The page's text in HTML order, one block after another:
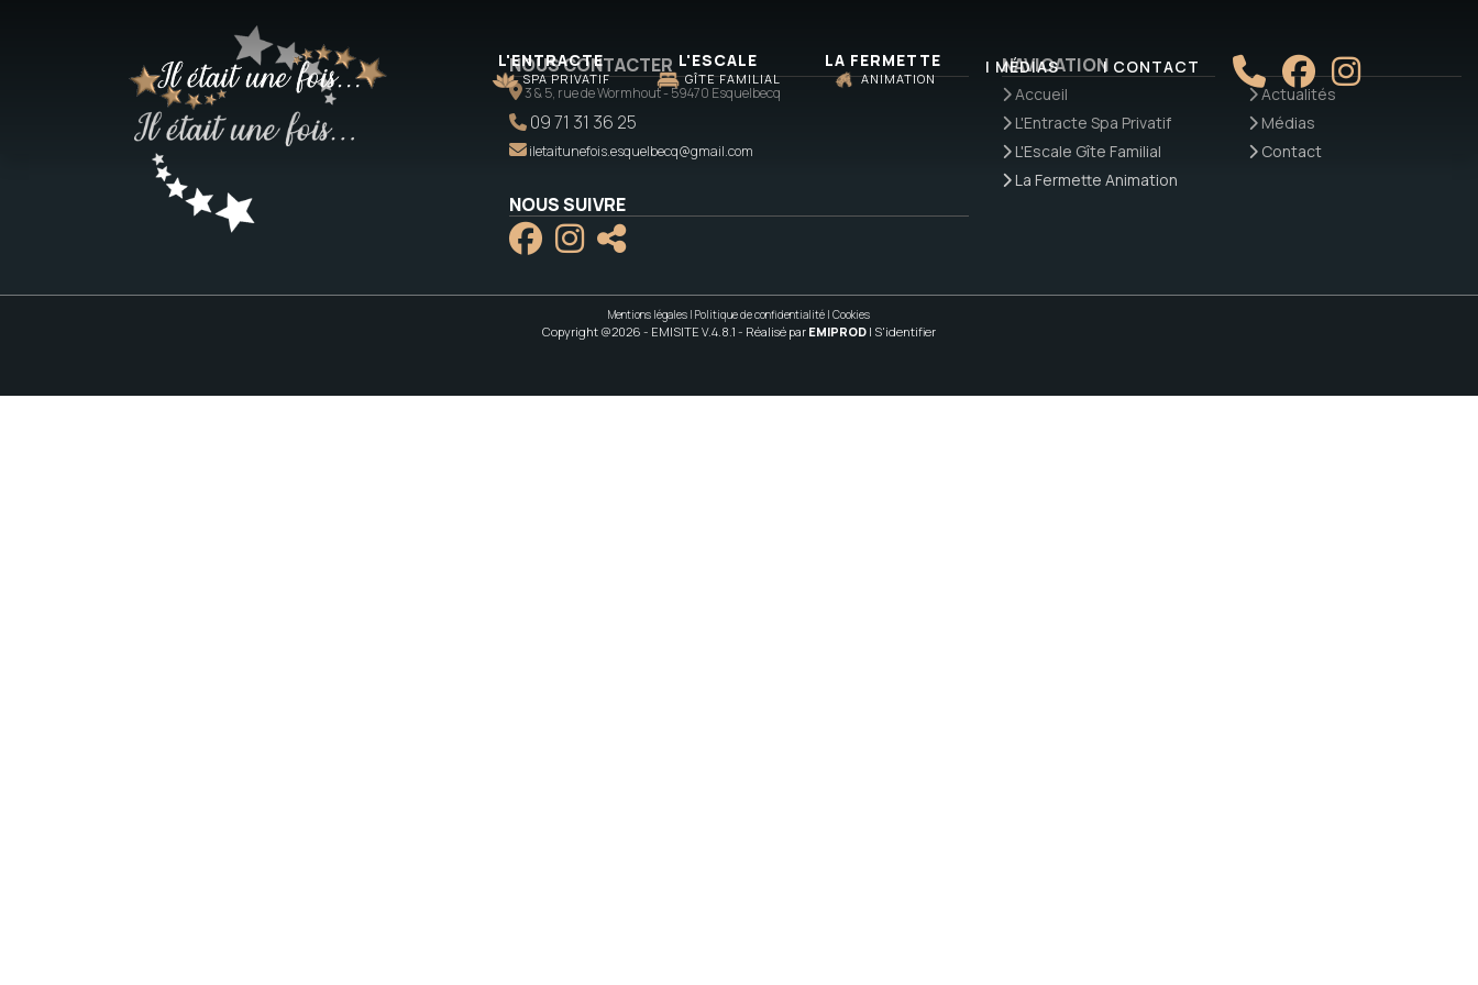
L'ENTRACTE
SPA PRIVATIF
L'ESCALE
GÎTE FAMILIAL
LA FERMETTE
ANIMATION
| MÉDIAS | CONTACT
NOUS CONTACTER
3 & 5, rue de Wormhout - 59470 Esquelbecq
09 71 31 36 25
iletaitunefois.esquelbecq@gmail.com
NOUS SUIVRE
NAVIGATION
Accueil
L'Entracte Spa Privatif
L'Escale Gîte Familial
La Fermette Animation
Actualités
Médias
Contact
Mentions légales | Politique de confidentialité | Cookies
Copyright @2026 - EMISITE V.4.8.1 - Réalisé par EMIPROD | S'identifier